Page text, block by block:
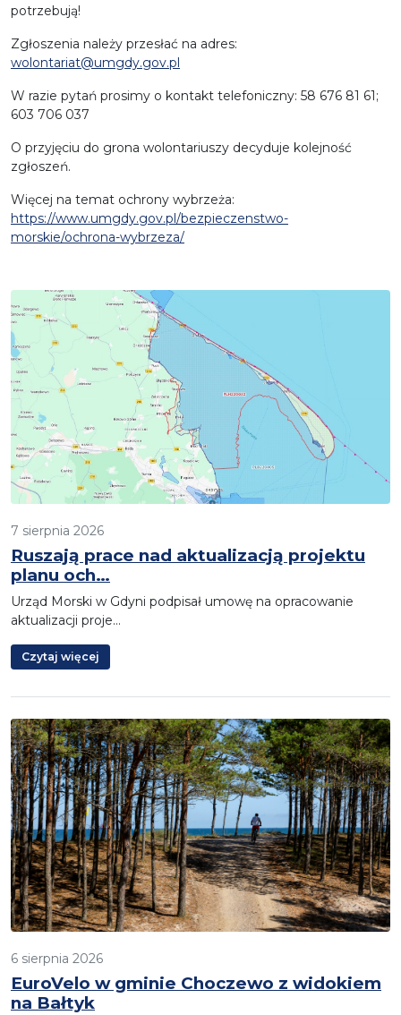
potrzebują!
Zgłoszenia należy przesłać na adres:
wolontariat@umgdy.gov.pl
W razie pytań prosimy o kontakt telefoniczny: 58 676 81 61;
603 706 037
O przyjęciu do grona wolontariuszy decyduje kolejność
zgłoszeń.
Więcej na temat ochrony wybrzeża:
https://www.umgdy.gov.pl/bezpieczenstwo-
morskie/ochrona-wybrzeza/
7 sierpnia 2026
Ruszają prace nad aktualizacją projektu
planu och…
Urząd Morski w Gdyni podpisał umowę na opracowanie
aktualizacji proje…
Czytaj więcej
6 sierpnia 2026
EuroVelo w gminie Choczewo z widokiem
na Bałtyk